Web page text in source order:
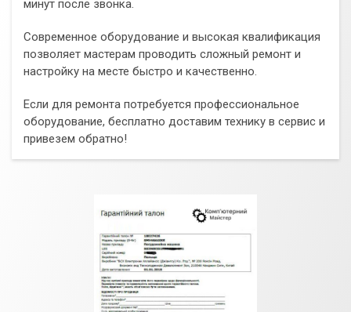
минут после звонка.
Современное оборудование и высокая квалификация
позволяет мастерам проводить сложный ремонт и
настройку на месте быстро и качественно.
Если для ремонта потребуется профессиональное
оборудование, бесплатно доставим технику в сервис и
привезем обратно!